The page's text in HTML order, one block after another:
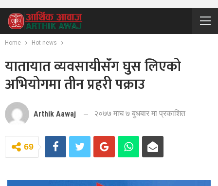
Home Hot-news
यातायात व्यवसायीसँग घुस लिएको
अभियोगमा तीन प्रहरी पक्राउ
Arthik Aawaj २०७७ माघ ७ बुधबार मा प्रकाशित
69